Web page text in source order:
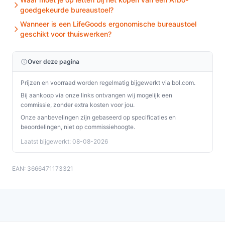
Is dit geschikt voor thuisgebruik / intensief gebruik /
dagelijks gebruik?
De stoel is bedoeld voor binnengebruik en heeft
eigenschappen geschikt voor dagelijks thuis- of
kantoorgebruik, mits jouw lichaamsmaten en
werkpatroon overeenkomen met de specificaties.
Controleer de zithoogte, zitdiepte en de afwezigheid
van een verstelbare rugleuning als je langdurig en
Waar moet ik op letten bij onderhoud?
Controleer regelmatig bevestigingen en wieltjes. Reinig
verwijder losse vervuiling met een stofzuiger en kijk na
goedgekeurde bureaustoel?
Wanneer is een LifeGoods ergonomische bureaustoel
geschikt voor thuiswerken?
Over deze pagina
Prijzen en voorraad worden regelmatig bijgewerkt via bol.com.
Bij aankoop via onze links ontvangen wij mogelijk een
commissie, zonder extra kosten voor jou.
Onze aanbevelingen zijn gebaseerd op specificaties en
beoordelingen, niet op commissiehoogte.
Laatst bijgewerkt: 08-08-2026
EAN: 3666471173321